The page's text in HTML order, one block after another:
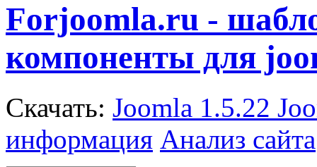
Forjoomla.ru -
компоненты для
Скачать: Joomla 1.5.22
информация Анализ сайта